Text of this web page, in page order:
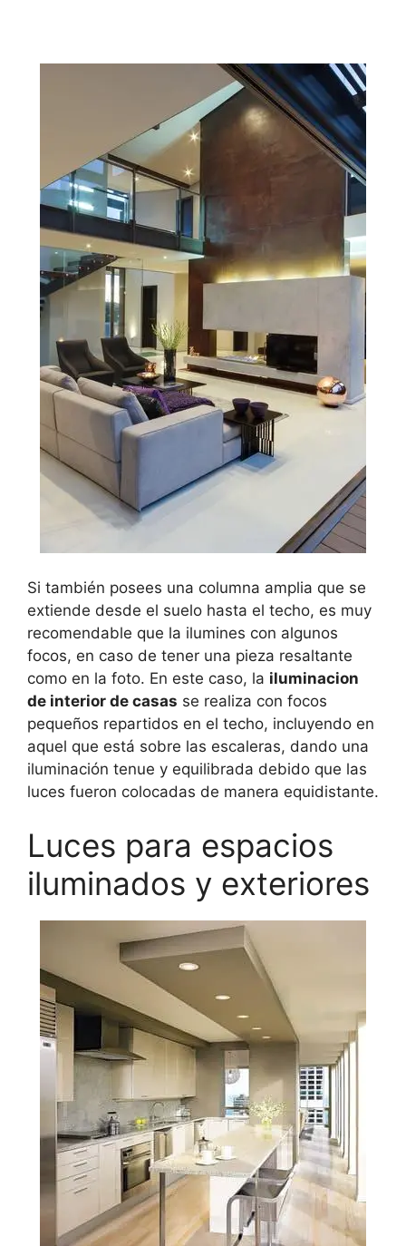
Si también posees una columna amplia que se
extiende desde el suelo hasta el techo, es muy
recomendable que la ilumines con algunos
focos, en caso de tener una pieza resaltante
como en la foto. En este caso, la iluminacion
de interior de casas se realiza con focos
pequeños repartidos en el techo, incluyendo en
aquel que está sobre las escaleras, dando una
iluminación tenue y equilibrada debido que las
luces fueron colocadas de manera equidistante.
Luces para espacios
iluminados y exteriores